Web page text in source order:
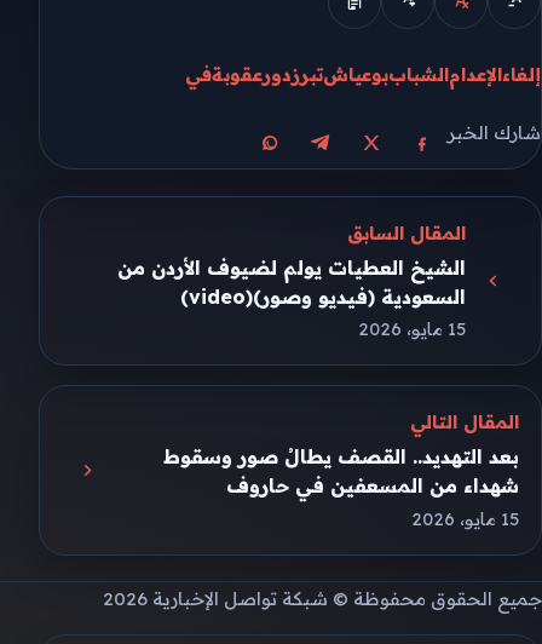
إلغاءالإعدامالشباببوعياشتبرزدورعقوبةفي
شارك الخبر
مشاركة على فيسبوك
مشاركة على Xمشاركة على تيليجرام
مشاركة على واتساب
المقال السابق
الشيخ العطيات يولم لضيوف الأردن من
السعودية (فيديو وصور)(video)
15 مايو، 2026
المقال التالي
بعد التهديد.. القصف يطالُ صور وسقوط
شهداء من المسعفين في حاروف
15 مايو، 2026
جميع الحقوق محفوظة © شبكة تواصل الإخبارية 2026